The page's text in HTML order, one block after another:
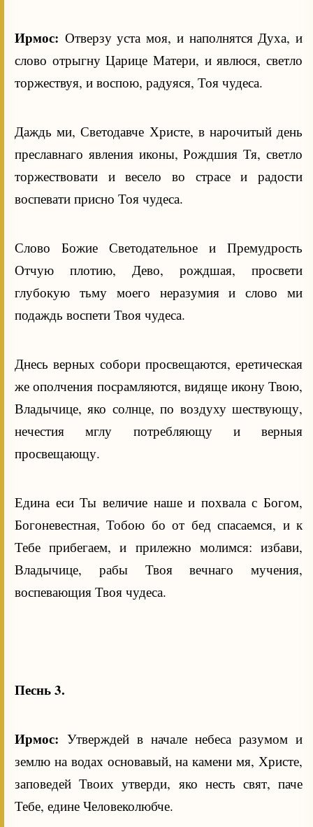
Ирмос: Отверзу уста моя, и наполнятся Духа, и
слово отрыгну Царице Матери, и явлюся, светло
торжествуя, и воспою, радуяся, Тоя чудеса.
Даждь ми, Светодавче Христе, в нарочитый день
преславнаго явления иконы, Рождшия Тя, светло
торжествовати и весело во страсе и радости
воспевати присно Тоя чудеса.
Слово Божие Светодательное и Премудрость
Отчую плотию, Дево, рождшая, просвети
глубокую тьму моего неразумия и слово ми
подаждь воспети Твоя чудеса.
Днесь верных собори просвещаются, еретическая
же ополчения посрамляются, видяще икону Твою,
Владычице, яко солнце, по воздуху шествующу,
нечестия мглу потребляющу и верныя
просвещающу.
Едина еси Ты величие наше и похвала с Богом,
Богоневестная, Тобою бо от бед спасаемся, и к
Тебе прибегаем, и прилежно молимся: избави,
Владычице, рабы Твоя вечнаго мучения,
воспевающия Твоя чудеса.
Песнь 3.
Ирмос: Утверждей в начале небеса разумом и
землю на водах основавый, на камени мя, Христе,
заповедей Твоих утверди, яко несть свят, паче
Тебе, едине Человеколюбче.